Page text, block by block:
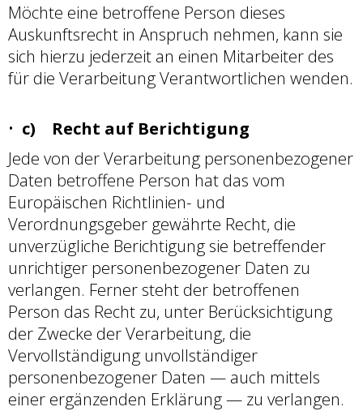
Möchte eine betroffene Person dieses
Auskunftsrecht in Anspruch nehmen, kann sie
sich hierzu jederzeit an einen Mitarbeiter des
für die Verarbeitung Verantwortlichen wenden.
c) Recht auf Berichtigung
Jede von der Verarbeitung personenbezogener
Daten betroffene Person hat das vom
Europäischen Richtlinien- und
Verordnungsgeber gewährte Recht, die
unverzügliche Berichtigung sie betreffender
unrichtiger personenbezogener Daten zu
verlangen. Ferner steht der betroffenen
Person das Recht zu, unter Berücksichtigung
der Zwecke der Verarbeitung, die
Vervollständigung unvollständiger
personenbezogener Daten — auch mittels
einer ergänzenden Erklärung — zu verlangen.